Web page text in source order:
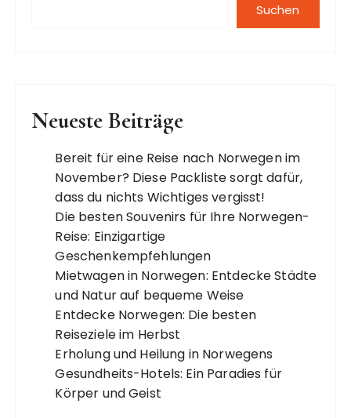
Suchen
Neueste Beiträge
Bereit für eine Reise nach Norwegen im
November? Diese Packliste sorgt dafür,
dass du nichts Wichtiges vergisst!
Die besten Souvenirs für Ihre Norwegen-
Reise: Einzigartige
Geschenkempfehlungen
Mietwagen in Norwegen: Entdecke Städte
und Natur auf bequeme Weise
Entdecke Norwegen: Die besten
Reiseziele im Herbst
Erholung und Heilung in Norwegens
Gesundheits-Hotels: Ein Paradies für
Körper und Geist